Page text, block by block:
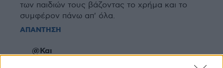
των παιδιών τους βάζοντας το χρήμα και το
συμφέρον πάνω απ' όλα.
ΑΠΑΝΤΗΣΗ
@Και